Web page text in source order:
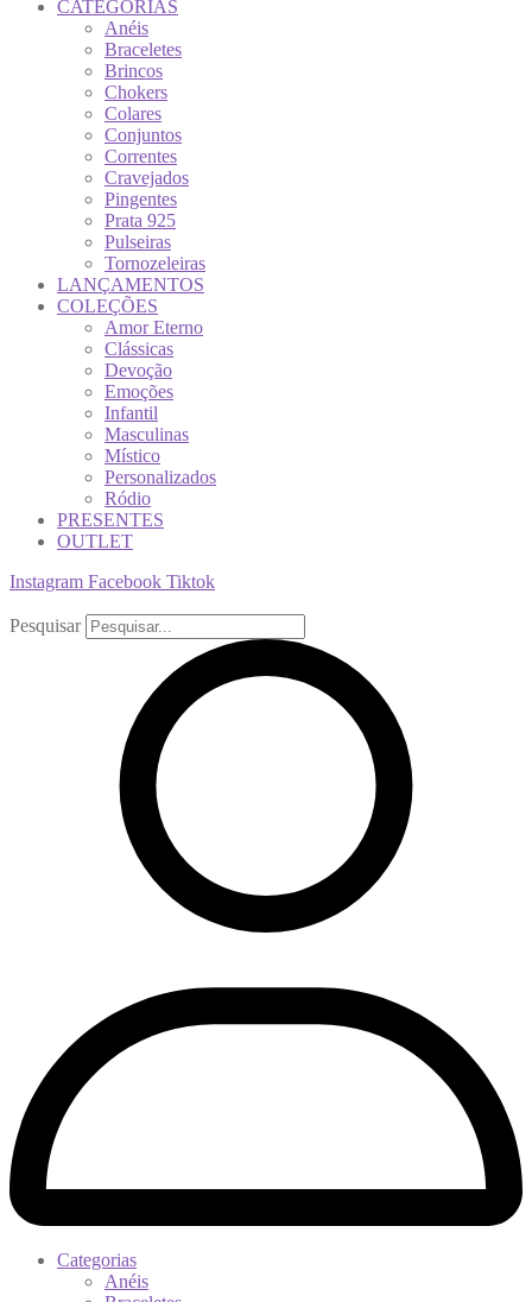
CATEGORIAS
Anéis
Braceletes
Brincos
Chokers
Colares
Conjuntos
Correntes
Cravejados
Pingentes
Prata 925
Pulseiras
Tornozeleiras
LANÇAMENTOS
COLEÇÕES
Amor Eterno
Clássicas
Devoção
Emoções
Infantil
Masculinas
Místico
Personalizados
Ródio
PRESENTES
OUTLET
Instagram Facebook Tiktok
Pesquisar
Categorias
Anéis